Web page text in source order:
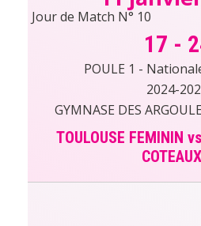
Jour de Match N° 10
17 -
POULE 1 -
2024-
GYMNASE DES
TOULOUSE FEMININ